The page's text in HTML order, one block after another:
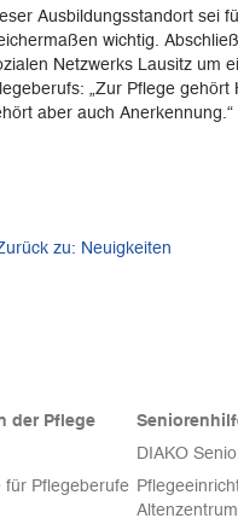
Ausbildungsstandort sei
wichtig.
Netzwerks Lausitz um
„Zur Pflege
aber auch Anerkennung.“
zu: Neuigkeiten
der Pflege
für Pflegeberufe
DIAKO